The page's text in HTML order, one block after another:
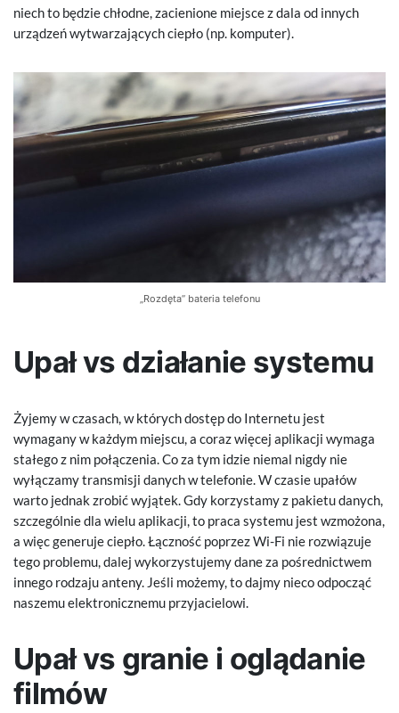
niech to będzie chłodne, zacienione miejsce z dala od innych
urządzeń wytwarzających ciepło (np. komputer).
„Rozdęta” bateria telefonu
Upał vs działanie systemu
Żyjemy w czasach, w których dostęp do Internetu jest
wymagany w każdym miejscu, a coraz więcej aplikacji wymaga
stałego z nim połączenia. Co za tym idzie niemal nigdy nie
wyłączamy transmisji danych w telefonie. W czasie upałów
warto jednak zrobić wyjątek. Gdy korzystamy z pakietu danych,
szczególnie dla wielu aplikacji, to praca systemu jest wzmożona,
a więc generuje ciepło. Łączność poprzez Wi-Fi nie rozwiązuje
tego problemu, dalej wykorzystujemy dane za pośrednictwem
innego rodzaju anteny. Jeśli możemy, to dajmy nieco odpocząć
naszemu elektronicznemu przyjacielowi.
Upał vs granie i oglądanie
filmów